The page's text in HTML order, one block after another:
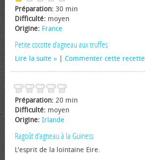
Préparation: 30 min
Difficulté: moyen
Origine: France
Petite cocotte d'agneau aux truffes
Lire la suite Commenter cette recette
Préparation: 20 min
Difficulté: moyen
Origine: Irlande
Ragoût d'agneau à la Guiness
L'esprit de la lointaine Eire.